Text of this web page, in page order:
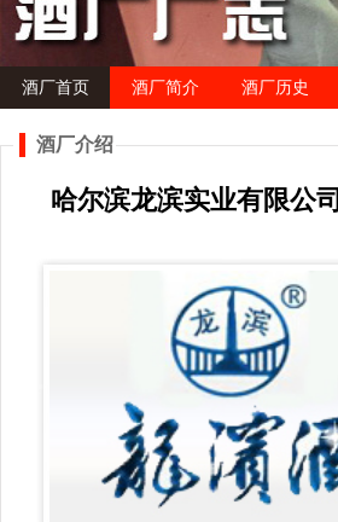
酒厂首页 酒厂简介 酒厂历史
酒厂介绍
哈尔滨龙滨实业有限公司